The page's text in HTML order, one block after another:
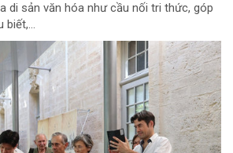
di sản văn hóa như cầu nối tri thức, góp
biết,...